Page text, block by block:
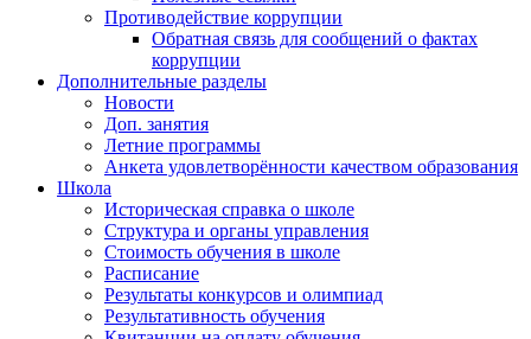
Противодействие коррупции
Обратная связь для сообщений о фактах
коррупции
Дополнительные разделы
Новости
Доп. занятия
Летние программы
Анкета удовлетворённости качеством образования
Школа
Историческая справка о школе
Структура и органы управления
Стоимость обучения в школе
Расписание
Результаты конкурсов и олимпиад
Результативность обучения